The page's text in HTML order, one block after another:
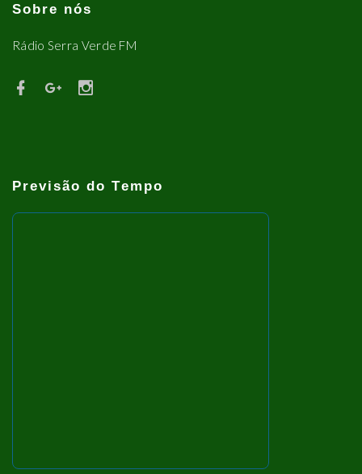
Sobre nós
Rádio Serra Verde FM
Previsão do Tempo